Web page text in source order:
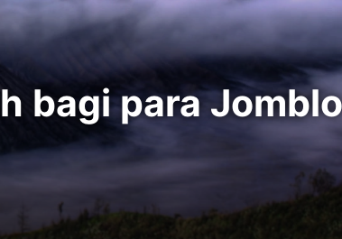
bagi para Jomblo